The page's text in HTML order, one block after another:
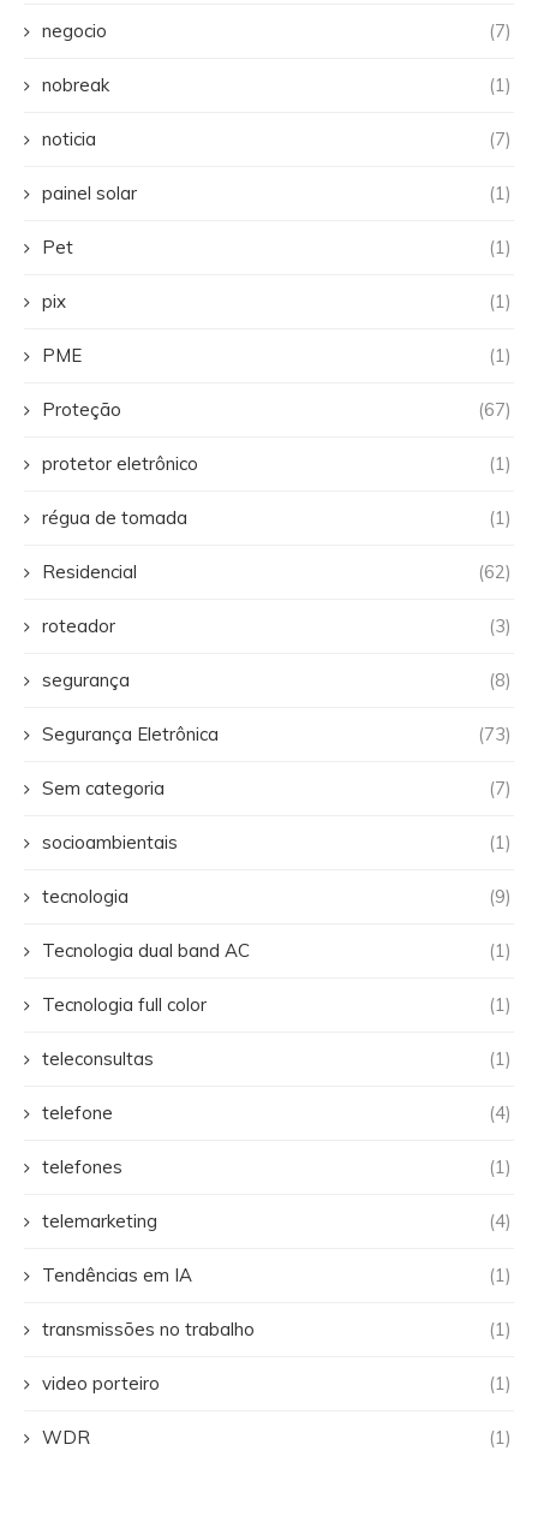
negocio (7)
nobreak (1)
noticia (7)
painel solar (1)
Pet (1)
pix (1)
PME (1)
Proteção (67)
protetor eletrônico (1)
régua de tomada (1)
Residencial (62)
roteador (3)
segurança (8)
Segurança Eletrônica (73)
Sem categoria (7)
socioambientais (1)
tecnologia (9)
Tecnologia dual band AC (1)
Tecnologia full color (1)
teleconsultas (1)
telefone (4)
telefones (1)
telemarketing (4)
Tendências em IA (1)
transmissões no trabalho (1)
video porteiro (1)
WDR (1)